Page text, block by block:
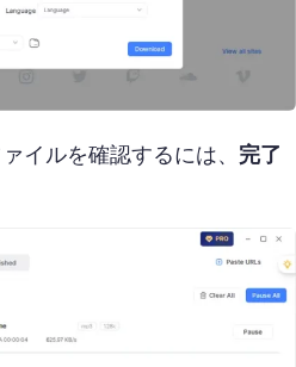
イルを確認するには、 完了